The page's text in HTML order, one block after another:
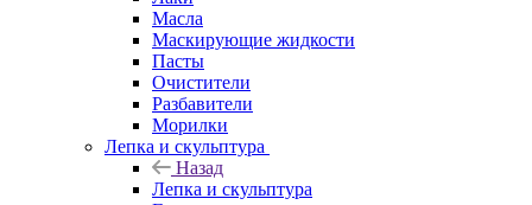
Масла
Маскирующие жидкости
Пасты
Очистители
Разбавители
Морилки
Лепка и скульптура
Назад
Лепка и скульптура